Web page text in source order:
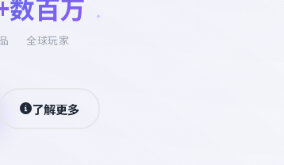
数百万
全球玩家
了解更多